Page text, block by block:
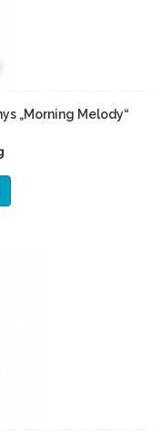
„Morning Melody“